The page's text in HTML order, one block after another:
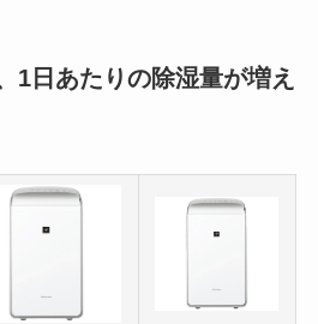
1日あたりの除湿量が増え